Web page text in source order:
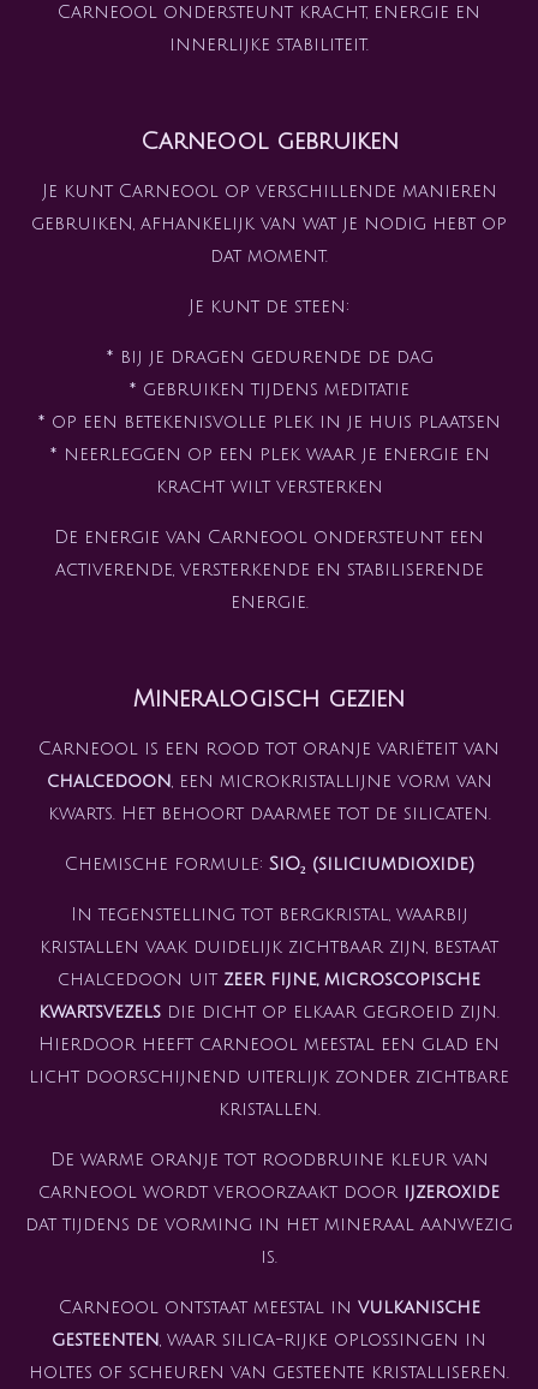
Carneool ondersteunt kracht, energie en
innerlijke stabiliteit.
Carneool gebruiken
Je kunt Carneool op verschillende manieren
gebruiken, afhankelijk van wat je nodig hebt op
dat moment.
Je kunt de steen:
* bij je dragen gedurende de dag
* gebruiken tijdens meditatie
* op een betekenisvolle plek in je huis plaatsen
* neerleggen op een plek waar je energie en
kracht wilt versterken
De energie van Carneool ondersteunt een
activerende, versterkende en stabiliserende
energie.
Mineralogisch gezien
Carneool is een rood tot oranje variëteit van
chalcedoon , een microkristallijne vorm van
kwarts. Het behoort daarmee tot de silicaten.
Chemische formule: SiO₂ (siliciumdioxide)
In tegenstelling tot bergkristal, waarbij
kristallen vaak duidelijk zichtbaar zijn, bestaat
chalcedoon uit zeer fijne, microscopische
kwartsvezels die dicht op elkaar gegroeid zijn.
Hierdoor heeft carneool meestal een glad en
licht doorschijnend uiterlijk zonder zichtbare
kristallen.
De warme oranje tot roodbruine kleur van
carneool wordt veroorzaakt door ijzeroxide
dat tijdens de vorming in het mineraal aanwezig
is.
Carneool ontstaat meestal in vulkanische
gesteenten , waar silica-rijke oplossingen in
holtes of scheuren van gesteente kristalliseren.